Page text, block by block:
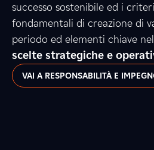
successo sostenibile ed i
fondamentali di creazione di
periodo ed elementi chiave
scelte strategiche e
VAI A RESPONSABILITÀ E